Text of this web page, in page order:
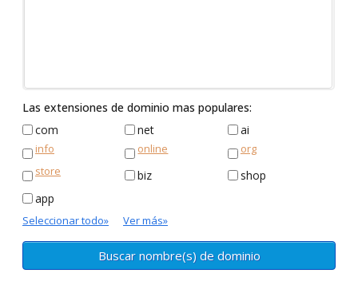
Las extensiones de dominio mas populares:
com
net ai
info online
org
store
biz
shop
app
Seleccionar todo» Ver más»